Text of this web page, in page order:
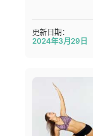
更新日期：
2024年3月29日